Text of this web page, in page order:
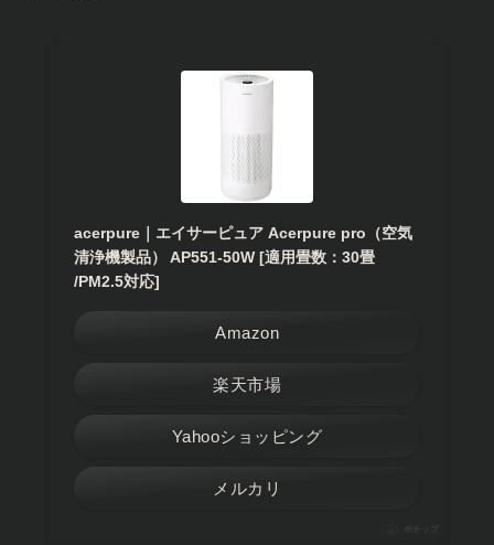
acerpure｜エイサーピュア Acerpure pro（空気
清浄機製品） AP551-50W [適用畳数：30畳
/PM2.5対応]
Amazon
楽天市場
Yahooショッピング
メルカリ
ポチップ